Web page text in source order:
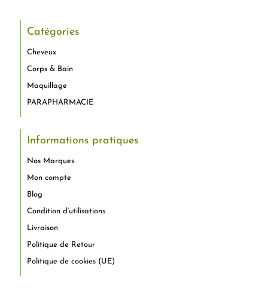
Catégories
Cheveux
Corps & Bain
Maquillage
PARAPHARMACIE
Informations pratiques
Nos Marques
Mon compte
Blog
Condition d’utilisations
Livraison
Politique de Retour
Politique de cookies (UE)